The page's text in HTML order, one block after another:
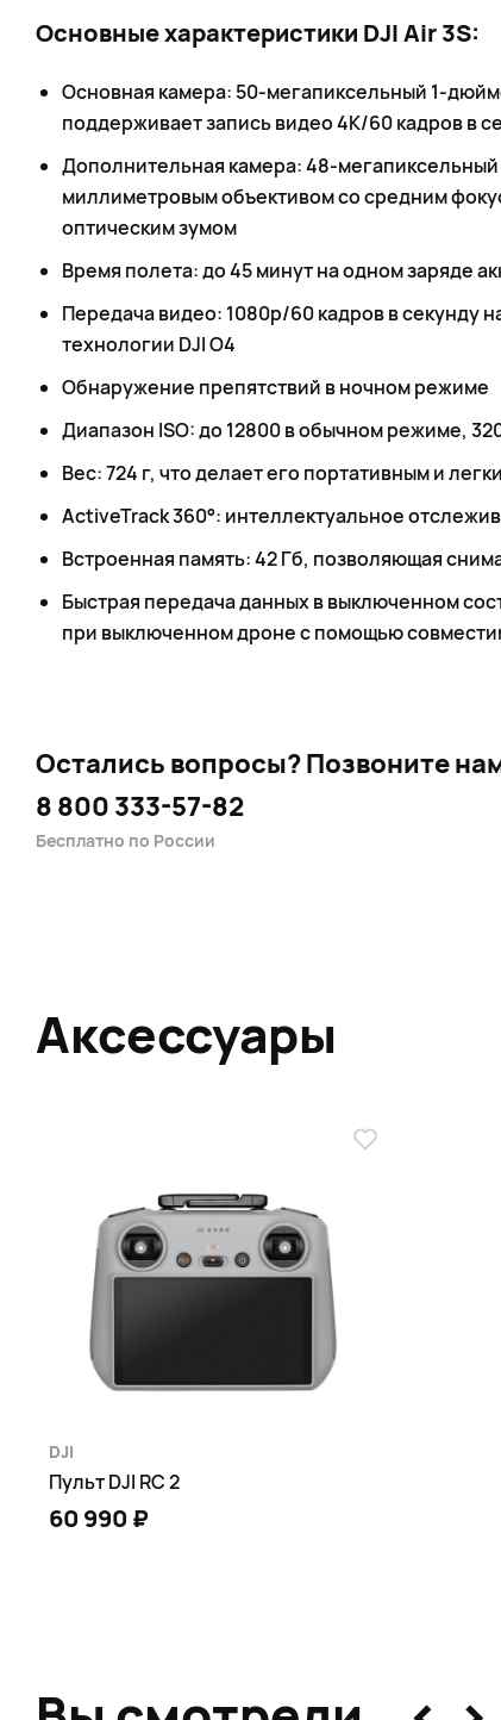
Основные характеристики DJI Air 3S:
Основная камера: 50-мегапиксельный 1-
поддерживает запись видео 4K/60 кадров в
Дополнительная камера: 48-мегапиксельный
миллиметровым объективом со средним
оптическим зумом
Время полета: до 45 минут на одном заряде
Передача видео: 1080p/60 кадров в секунду
технологии DJI O4
Обнаружение препятствий в ночном режиме
Диапазон ISO: до 12800 в обычном режиме,
Вес: 724 г, что делает его портативным и
ActiveTrack 360°: интеллектуальное
Встроенная память: 42 Гб, позволяющая
Быстрая передача данных в выключенном
при выключенном дроне с помощью
Остались вопросы?Позвоните
8 800 333-57-82
Бесплатно по России
Аксессуары
DJI
Пульт DJI RC 2
60 990 ₽